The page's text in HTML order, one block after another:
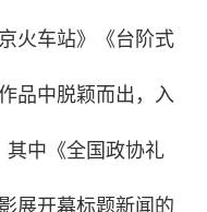
火车站》《台阶式
品中脱颖而出，入
其中《全国政协礼
展开幕标题新闻的